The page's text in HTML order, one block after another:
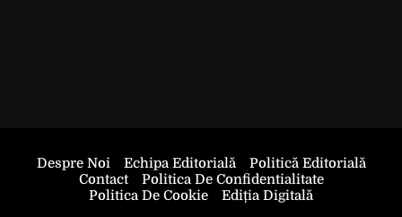
Despre Noi Echipa Editorială
Politică Editorială
Contact
Politica De Confidentialitate
Politica De Cookie
Ediția Digitală